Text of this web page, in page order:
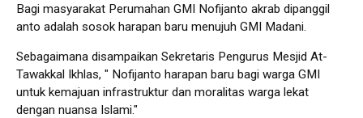
Bagi masyarakat Perumahan GMI Nofijanto akrab dipanggil
anto adalah sosok harapan baru menujuh GMI Madani.
Sebagaimana disampaikan Sekretaris Pengurus Mesjid At-
Tawakkal Ikhlas, " Nofijanto harapan baru bagi warga GMI
untuk kemajuan infrastruktur dan moralitas warga lekat
dengan nuansa Islami."